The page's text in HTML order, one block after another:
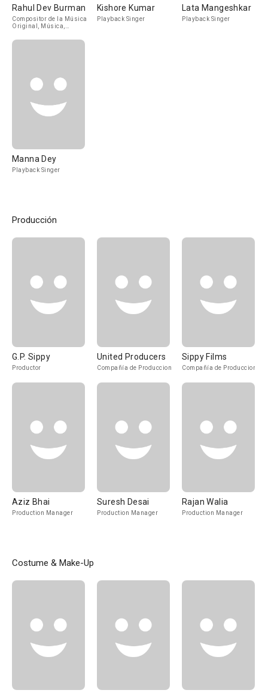
Rahul Dev Burman
Compositor de la Música
Original, Música,
Kishore Kumar
Playback Singer
Lata Mangeshkar
Playback Singer
Manna Dey
Playback Singer
Producción
G.P. Sippy
Productor
United Producers
Compañía de Produccion
Sippy Films
Compañía de Produccion
Aziz Bhai
Production Manager
Suresh Desai
Production Manager
Rajan Walia
Production Manager
Costume & Make-Up